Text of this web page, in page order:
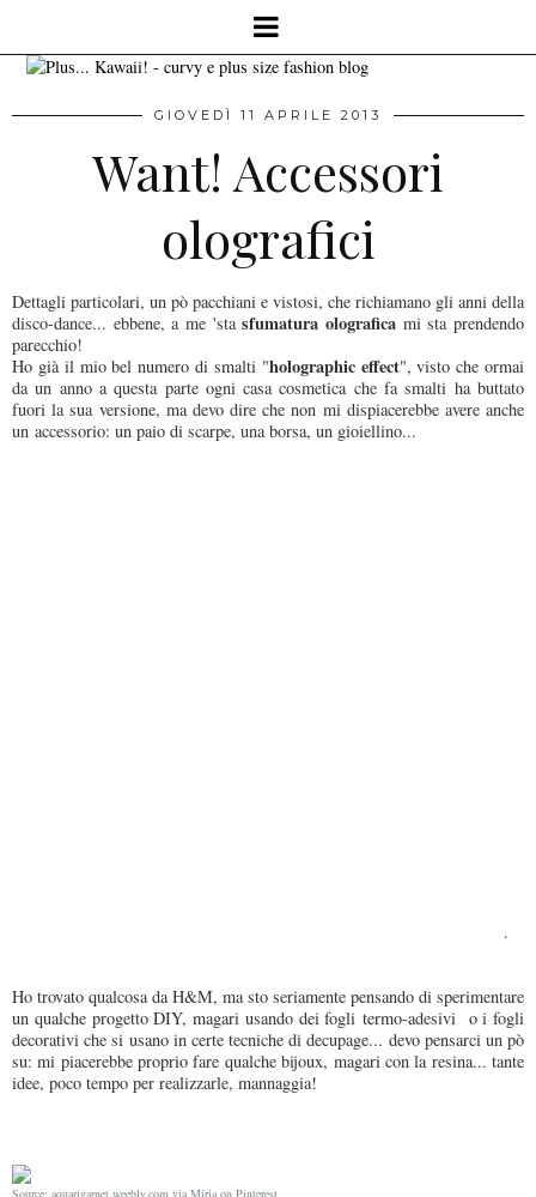
GIOVEDÌ 11 APRILE 2013
Want! Accessori
olografici
Dettagli particolari, un pò pacchiani e vistosi, che richiamano gli anni della
disco-dance... ebbene, a me 'stasfumatura olografica mi sta prendendo
parecchio!
Ho già il mio bel numero di smalti "holographic effect", visto che ormai
da un anno a questa parte ogni casa cosmetica che fa smalti ha buttato
fuori la sua versione, ma devo dire che non mi dispiacerebbe avere anche
un accessorio: un paio di scarpe, una borsa, un gioiellino...
.
Ho trovato qualcosa da H&M, ma sto seriamente pensando di sperimentare
un qualche progetto DIY, magari usando dei fogli termo-adesivi o i fogli
decorativi che si usano in certe tecniche di decupage... devo pensarci un pò
su: mi piacerebbe proprio fare qualche bijoux, magari con la resina... tante
idee, poco tempo per realizzarle, mannaggia!
Source: aquarigarnet.weebly.com via Miria on Pinterest